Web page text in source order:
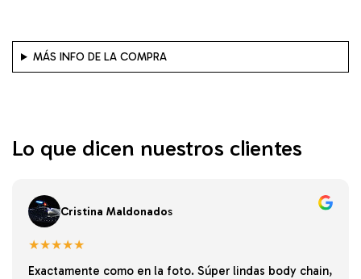
MÁS INFO DE LA COMPRA
Lo que dicen nuestros clientes
Cristina Maldonados
★★★★★
Exactamente como en la foto. Súper lindas body chain,